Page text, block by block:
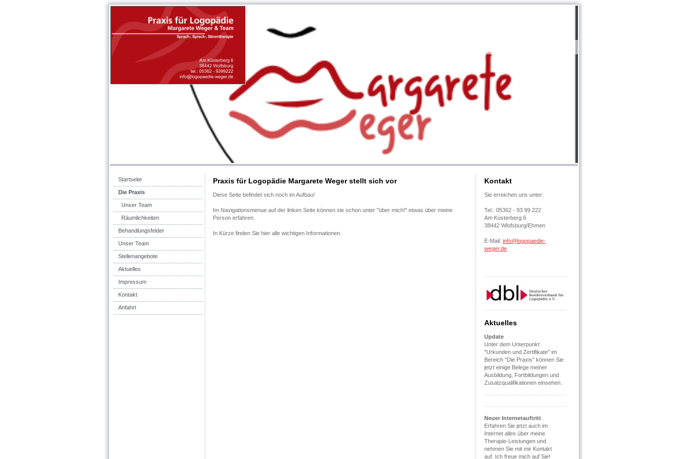
Startseite
Die Praxis
Unser Team
Räumlichkeiten
Behandlungsfelder
Unser Team
Stellenangebote
Aktuelles
Impressum
Kontakt
Anfahrt
Praxis für Logopädie Margarete Weger stellt sich vor
Diese Seite befindet sich noch im Aufbau!
Im Navigationsmenue auf der linken Seite können sie schon unter "über mich!" etwas über meine
Person erfahren.
In Kürze finden Sie hier alle wichtigen Informationen.
Kontakt
Sie erreichen uns unter:
Tel.: 05362 - 93 99 222
Am Küsterberg 6
38442 Wlofsburg/Ehmen
E-Mail: info@logopaedie-
weger.de
Aktuelles
Update
Unter dem Unterpunkt
"Urkunden und Zertifikate" im
Bereich "Die Praxis" können Sie
jetzt einige Belege meiner
Ausbildung, Fortbildungen und
Zusatzqualifikationen einsehen.
Neuer Internetauftritt
Erfahren Sie jetzt auch im
Internet alles über meine
Therapie-Leistungen und
nehmen Sie mit mir Kontakt
auf. Ich freue mich auf Sie!